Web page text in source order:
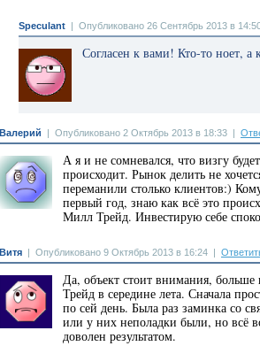
Speculant Опубликовано 26 Сентябрь 2013 в
Согласен к вами! Кто-то ноет,
Валерий Опубликовано 2 Октябрь 2013 в 18:33
А я и не сомневался, что визгу
происходит. Рынок делить не
переманили столько клиентов:)
первый год, знаю как всё это
Милл Трейд. Инвестирую себе
Витя Опубликовано 9 Октябрь 2013 в 16:24
Да, объект стоит внимания,
Трейд в середине лета. Сначала
по сей день. Была раз заминка со
или у них неполадки были, но всё
доволен результатом.